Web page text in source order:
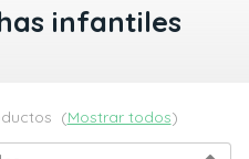
infantiles
(Mostrar todos)